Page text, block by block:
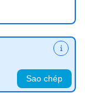
Sao chép